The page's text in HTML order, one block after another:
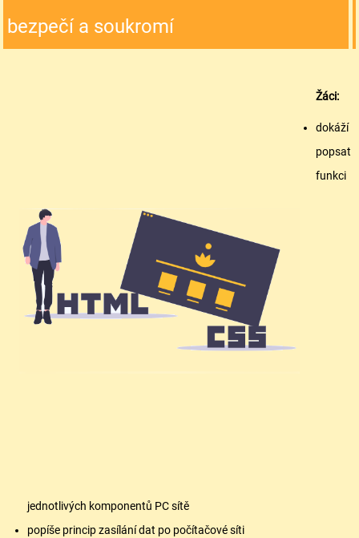
bezpečí a soukromí
Žáci:
dokáží
popsat
funkci
jednotlivých komponentů PC sítě
popíše princip zasílání dat po počítačové síti